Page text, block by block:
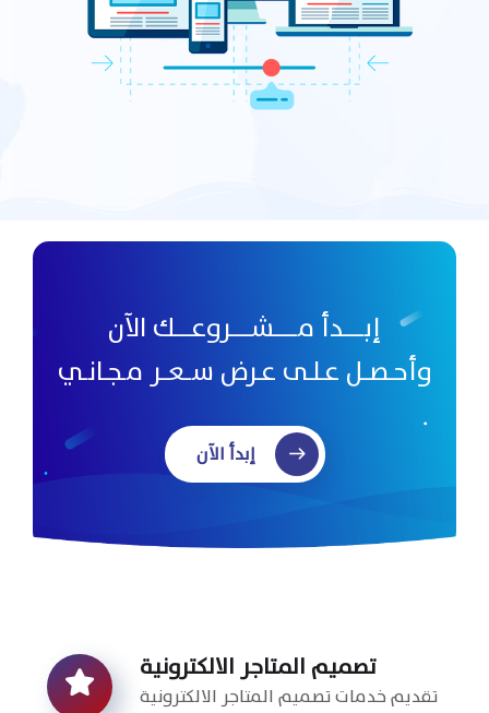
إبــــــدأ مـــــــشــــــروعـــــك الآن
وأحـصــل عـلـى عـرض ســعــر مـجـانـي
إبدأ الآن
تصميم المتاجر الالكترونية
تقديم خدمات تصميم المتاجر الالكترونية